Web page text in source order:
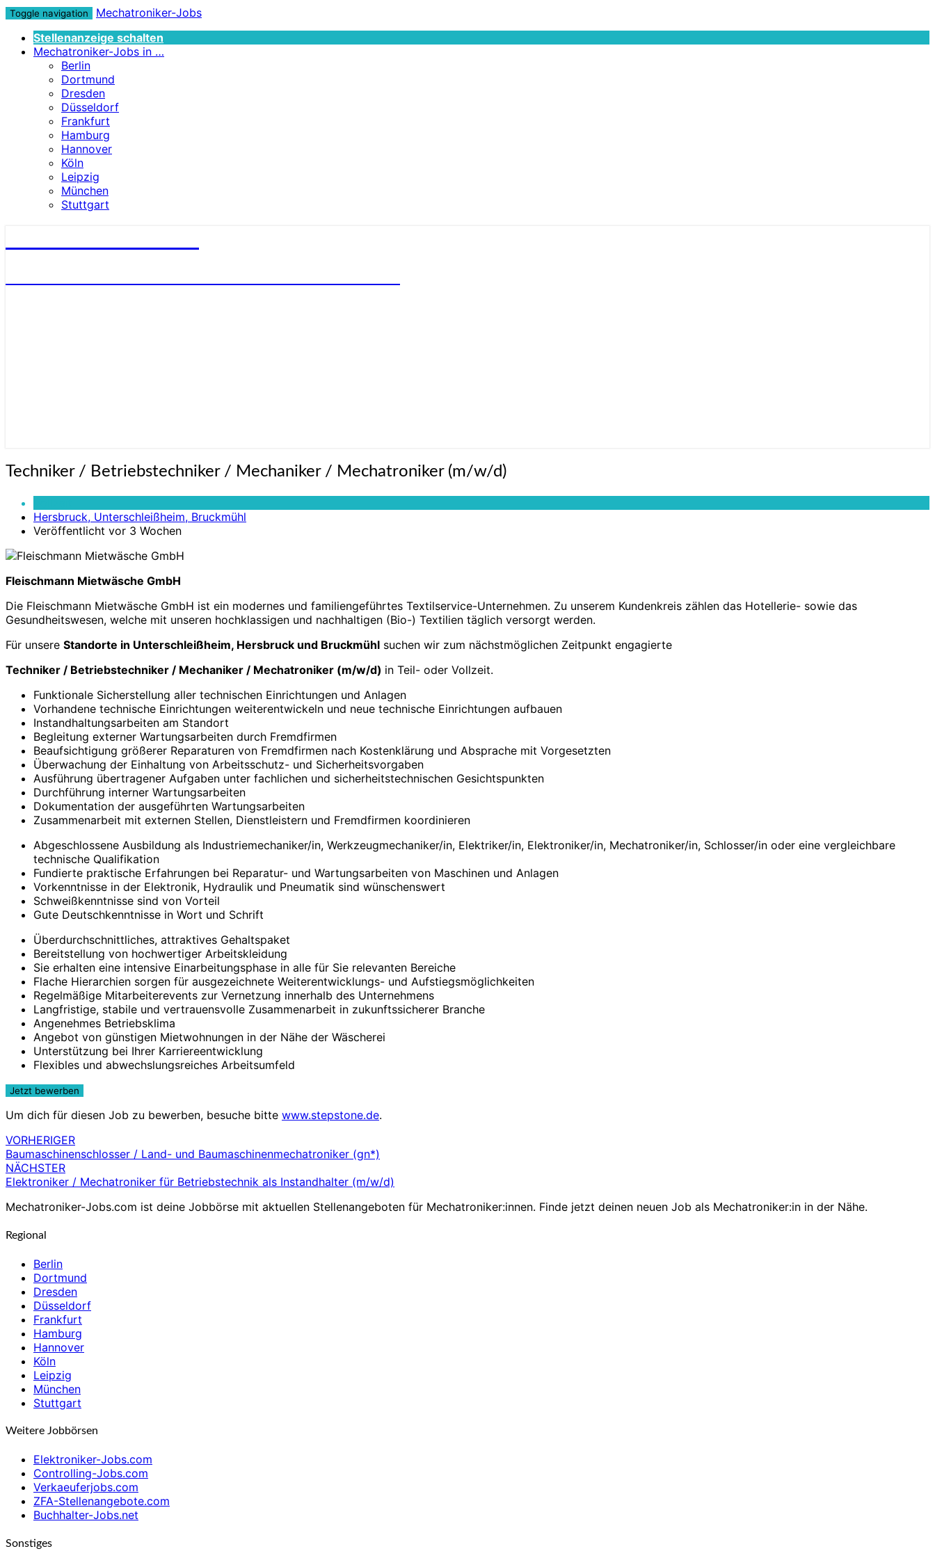
Toggle navigation
Mechatroniker-Jobs
Stellenanzeige schalten
Mechatroniker-Jobs in …
Berlin
Dortmund
Dresden
Düsseldorf
Frankfurt
Hamburg
Hannover
Köln
Leipzig
München
Stuttgart
Techniker
Betriebstechniker
Mechaniker
Mechatroniker
Techniker / Betriebstechniker / Mechaniker / Mechatroniker (m/w/d)
Hersbruck, Unterschleißheim, Bruckmühl
Veröffentlicht vor 3 Wochen
Fleischmann Mietwäsche GmbH
Die Fleischmann Mietwäsche GmbH ist ein modernes und familiengeführtes Textilservice-Unternehmen. Zu unserem Kundenkreis zählen das Hotellerie- sowie das
Gesundheitswesen, welche mit unseren hochklassigen und nachhaltigen (Bio-) Textilien täglich versorgt werden.
Für unsere Standorte in Unterschleißheim, Hersbruck und Bruckmühl suchen wir zum nächstmöglichen Zeitpunkt engagierte
Techniker / Betriebstechniker / Mechaniker / Mechatroniker (m/w/d) in Teil- oder Vollzeit.
Funktionale Sicherstellung aller technischen Einrichtungen und Anlagen
Vorhandene technische Einrichtungen weiterentwickeln und neue technische Einrichtungen aufbauen
Instandhaltungsarbeiten am Standort
Begleitung externer Wartungsarbeiten durch Fremdfirmen
Beaufsichtigung größerer Reparaturen von Fremdfirmen nach Kostenklärung und Absprache mit Vorgesetzten
Überwachung der Einhaltung von Arbeitsschutz- und Sicherheitsvorgaben
Ausführung übertragener Aufgaben unter fachlichen und sicherheitstechnischen Gesichtspunkten
Durchführung interner Wartungsarbeiten
Dokumentation der ausgeführten Wartungsarbeiten
Zusammenarbeit mit externen Stellen, Dienstleistern und Fremdfirmen koordinieren
Abgeschlossene Ausbildung als Industriemechaniker/in, Werkzeugmechaniker/in, Elektriker/in, Elektroniker/in, Mechatroniker/in, Schlosser/in oder eine vergleichbare
technische Qualifikation
Fundierte praktische Erfahrungen bei Reparatur- und Wartungsarbeiten von Maschinen und Anlagen
Vorkenntnisse in der Elektronik, Hydraulik und Pneumatik sind wünschenswert
Schweißkenntnisse sind von Vorteil
Gute Deutschkenntnisse in Wort und Schrift
Überdurchschnittliches, attraktives Gehaltspaket
Bereitstellung von hochwertiger Arbeitskleidung
Sie erhalten eine intensive Einarbeitungsphase in alle für Sie relevanten Bereiche
Flache Hierarchien sorgen für ausgezeichnete Weiterentwicklungs- und Aufstiegsmöglichkeiten
Regelmäßige Mitarbeiterevents zur Vernetzung innerhalb des Unternehmens
Langfristige, stabile und vertrauensvolle Zusammenarbeit in zukunftssicherer Branche
Angenehmes Betriebsklima
Angebot von günstigen Mietwohnungen in der Nähe der Wäscherei
Unterstützung bei Ihrer Karriereentwicklung
Flexibles und abwechslungsreiches Arbeitsumfeld
Um dich für diesen Job zu bewerben, besuche bitte www.stepstone.de.
Beitragsnavigation
VORHERIGER
Baumaschinenschlosser / Land- und Baumaschinenmechatroniker (gn*)
NÄCHSTER
Elektroniker / Mechatroniker für Betriebstechnik als Instandhalter (m/w/d)
Mechatroniker-Jobs.com ist deine Jobbörse mit aktuellen Stellenangeboten für Mechatroniker:innen. Finde jetzt deinen neuen Job als Mechatroniker:in in der Nähe.
Regional
Berlin
Dortmund
Dresden
Düsseldorf
Frankfurt
Hamburg
Hannover
Köln
Leipzig
München
Stuttgart
Weitere Jobbörsen
Elektroniker-Jobs.com
Controlling-Jobs.com
Verkaeuferjobs.com
ZFA-Stellenangebote.com
Buchhalter-Jobs.net
Sonstiges